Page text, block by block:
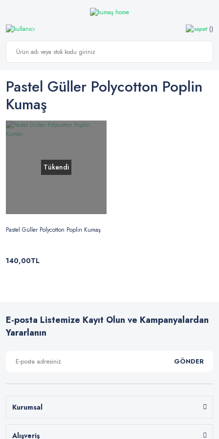
Pastel Güller Polycotton Poplin
Kumaş
Tükendi
Pastel Güller Polycotton Poplin Kumaş
140,00TL
E-posta Listemize Kayıt Olun ve Kampanyalardan
Yararlanın
GÖNDER
Kurumsal
Alışveriş